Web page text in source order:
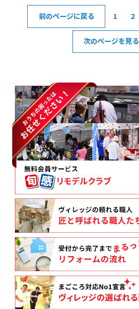
前のページに戻る 1 2
次のページを見る